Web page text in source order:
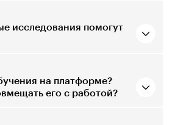
исследования помогут
на платформе?
его с работой?